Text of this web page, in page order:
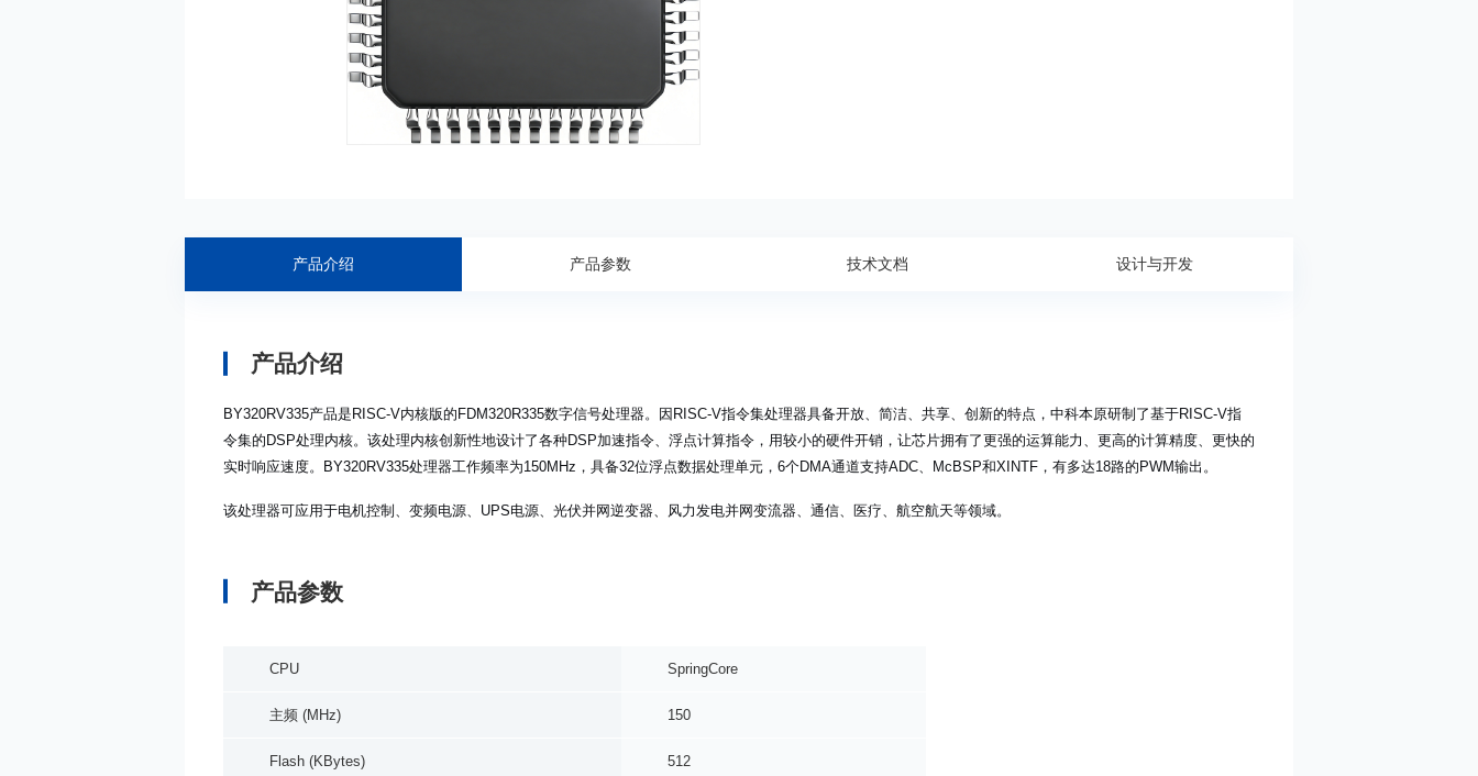
产品介绍 产品参数 技术文档 设计与开发
产品介绍
BY320RV335产品是RISC-V内核版的FDM320R335数字信号处理器。因RISC-V指令集处理器具备开放、简洁、共享、创新的特点，中科本原研制了基于RISC-V指
令集的DSP处理内核。该处理内核创新性地设计了各种DSP加速指令、浮点计算指令，用较小的硬件开销，让芯片拥有了更强的运算能力、更高的计算精度、更快的
实时响应速度。BY320RV335处理器工作频率为150MHz，具备32位浮点数据处理单元，6个DMA通道支持ADC、McBSP和XINTF，有多达18路的PWM输出。
该处理器可应用于电机控制、变频电源、UPS电源、光伏并网逆变器、风力发电并网变流器、通信、医疗、航空航天等领域。
产品参数
CPU SpringCore
主频 (MHz) 150
Flash (KBytes) 512